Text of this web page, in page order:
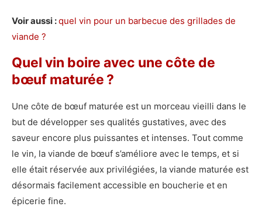
Voir aussi :quel vin pour un barbecue des grillades de
viande ?
Quel vin boire avec une côte de
bœuf maturée ?
Une côte de bœuf maturée est un morceau vieilli dans le
but de développer ses qualités gustatives, avec des
saveur encore plus puissantes et intenses. Tout comme
le vin, la viande de bœuf s’améliore avec le temps, et si
elle était réservée aux privilégiées, la viande maturée est
désormais facilement accessible en boucherie et en
épicerie fine.